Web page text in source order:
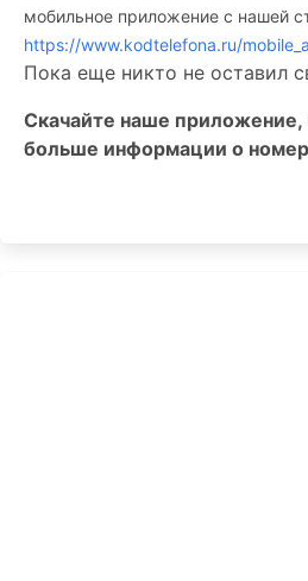
мобильное приложение c нашей
https://www.kodtelefona.ru/
Пока еще никто не оставил
Скачайте наше приложение,
больше информации о